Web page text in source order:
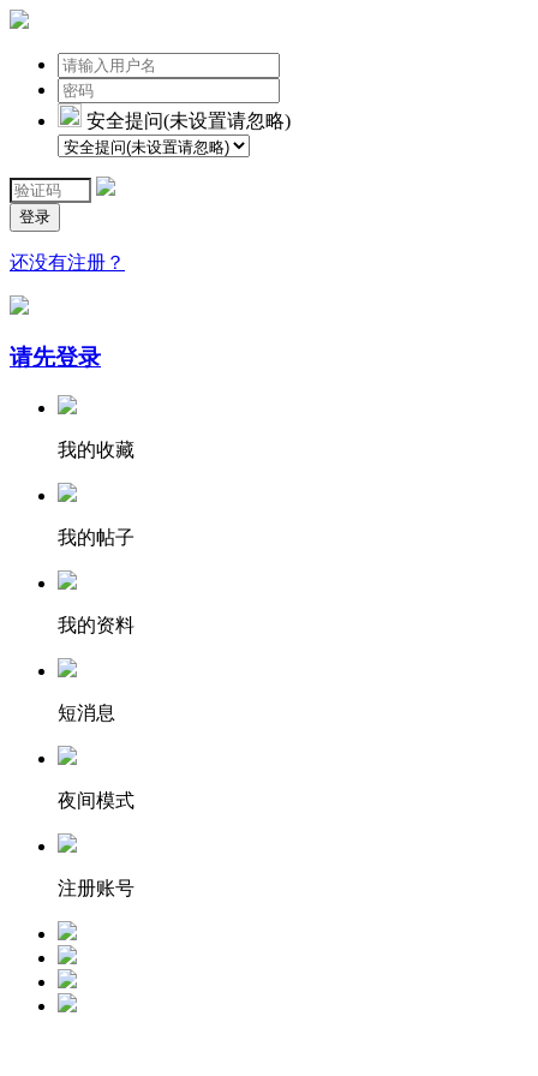
安全提问(未设置请忽略)
登录
还没有注册？
请先登录
我的收藏
我的帖子
我的资料
短消息
夜间模式
注册账号